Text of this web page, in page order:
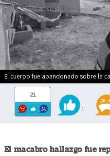
El cuerpo fue abandonado sobre la
21
1
El macabro hallazgo fue